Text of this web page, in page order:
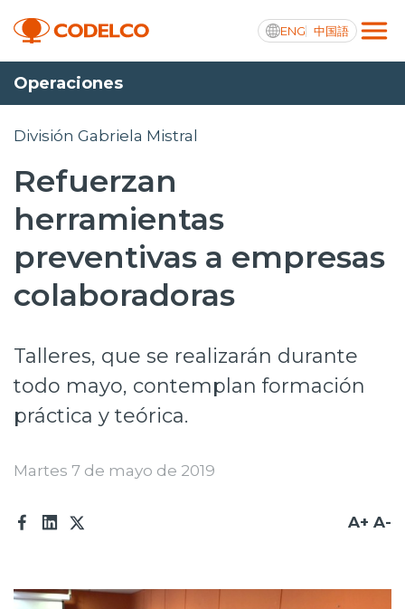
ENG 中国語
Transparencia activa
Innovación
Inversionistas
Prensa
Trabaja en Codelco
Operaciones
División Gabriela Mistral
Refuerzan
herramientas
preventivas a empresas
colaboradoras
Talleres, que se realizarán durante
todo mayo, contemplan formación
práctica y teórica.
Martes 7 de mayo de 2019
A+ A-